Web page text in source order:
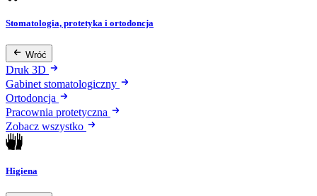
Stomatologia, protetyka i ortodoncja
Wróć
Druk 3D
Gabinet stomatologiczny
Ortodoncja
Pracownia protetyczna
Zobacz wszystko
Higiena